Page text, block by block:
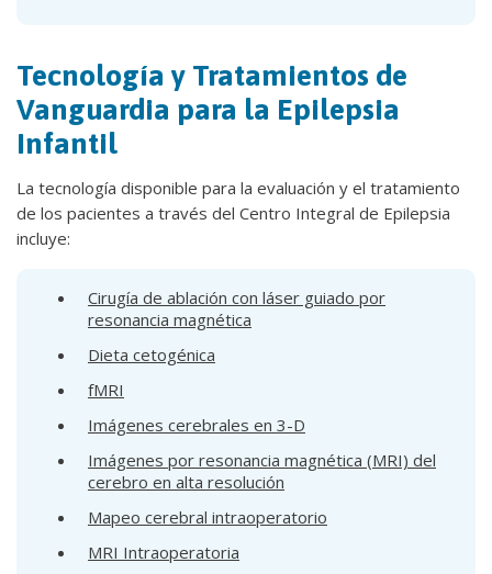
Tecnología y Tratamientos de
Vanguardia para la Epilepsia
Infantil
La tecnología disponible para la evaluación y el tratamiento
de los pacientes a través del Centro Integral de Epilepsia
incluye:
Cirugía de ablación con láser guiado por
resonancia magnética
Dieta cetogénica
fMRI
Imágenes cerebrales en 3-D
Imágenes por resonancia magnética (MRI) del
cerebro en alta resolución
Mapeo cerebral intraoperatorio
MRI Intraoperatoria